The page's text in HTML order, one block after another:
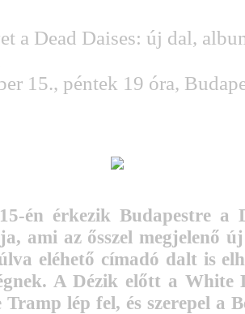
a Dead Daises: új dal,
15., péntek 19 óra,
én érkezik Budapestre a
ami az ősszel megjelenő
eléhető címadó dalt is
A Dézik előtt a White
Tramp lép fel, és szerepel a